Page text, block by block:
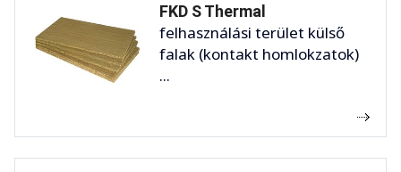
FKD S Thermal
felhasználási terület külső
falak (kontakt homlokzatok)
...